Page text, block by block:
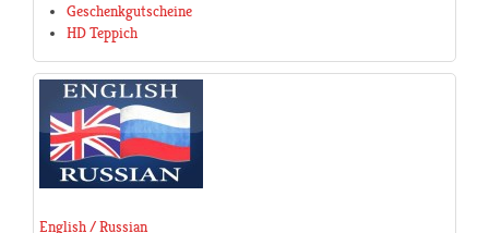
Geschenkgutscheine
HD Teppich
English / Russian